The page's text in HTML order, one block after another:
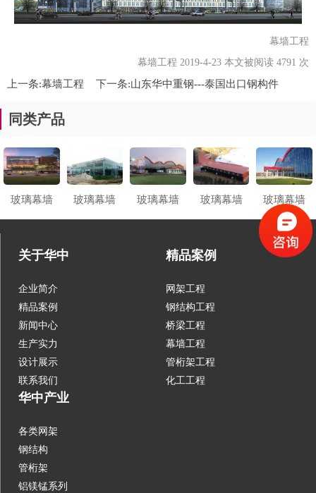
幕墙工程
幕墙工程 2019-4-23 本文被阅读 4791 次
上一条:幕墙工程 下一条:山东华中重钢---泰国出口钢构件
同类产品
玻璃幕墙 玻璃幕墙 玻璃幕墙 玻璃幕墙 玻璃幕墙
关于华中
企业简介
精品案例
新闻中心
生产实力
设计展示
联系我们
精品案例
网架工程
钢结构工程
桥梁工程
幕墙工程
管桁架工程
化工工程
华中产业
各类网架
钢结构
管桁架
铝镁锰系列